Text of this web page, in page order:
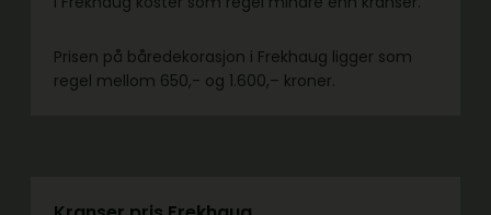
Prisen på båredekorasjon i Frekhaug ligger som
regel mellom 650,- og 1.600,– kroner.